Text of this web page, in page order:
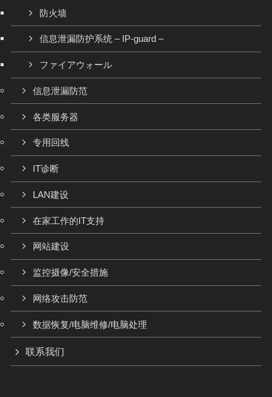
防火墙
信息泄漏防护系统 – IP-guard –
ファイアウォール
信息泄漏防范
各类服务器
专用回线
IT诊断
LAN建设
在家工作的IT支持
网站建设
监控摄像/安全措施
网络攻击防范
数据恢复/电脑维修/电脑处理
联系我们